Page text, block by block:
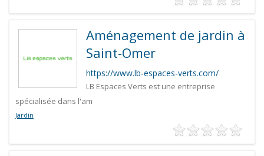
Aménagement de jardin à
Saint-Omer
https://www.lb-espaces-verts.com/
LB Espaces Verts est une entreprise
spécialisée dans l'am
Jardin